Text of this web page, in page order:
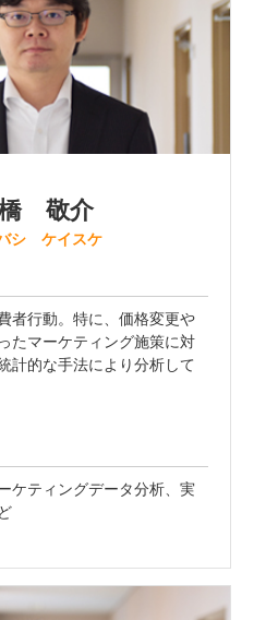
敬介
シ ケイスケ
者行動。特に、価格変更や
たマーケティング施策に対
計的な手法により分析して
ケティングデータ分析、実